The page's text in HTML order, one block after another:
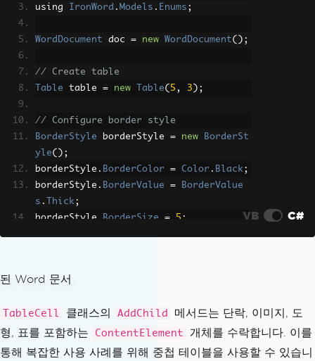
using IronWord . Models . Enums ;
WordDocument doc = new WordDocument();
// Create table
Table table = new Table( 5 , 3 );
// Configure border style
BorderStyle borderStyle = new
BorderSt
yle();
borderStyle . BorderColor = Color . Black;
borderStyle . BorderValue =
BorderValue
s . Thick;
borderStyle
BorderSize = 5 ;
orders()
TopBorder
= borderStyle,
RightBorder
= borderStyle,
BottomBorder
= borderStyle,
VB C#
TableCell 클래스의 AddChild
메서드는 단락, 이미지, 도
형, 표를 포함하는
ContentElement
개체를 수락합니다. 이를
통해 복잡한 사용 사례를 위해 중첩 테이블을 사용할 수 있습니